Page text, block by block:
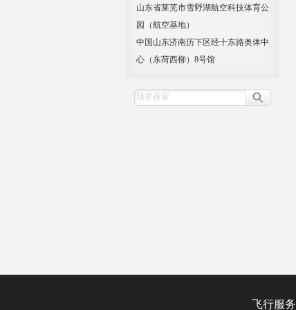
山东省莱芜市雪野湖航空科技体育公
园（航空基地）
中国山东济南历下区经十东路奥体中
心（东荷西柳）8号馆
飞行服务